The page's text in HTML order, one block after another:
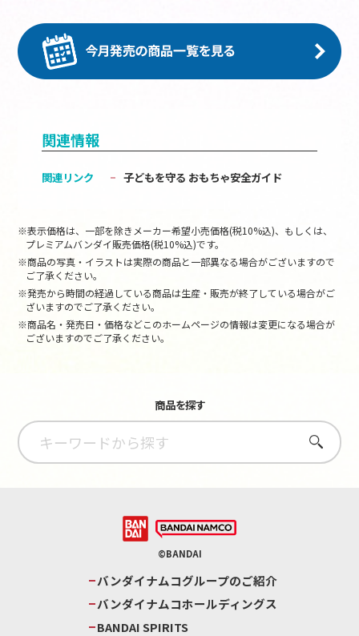
関連情報
関連リンク 子どもを守る おもちゃ安全ガイド
※表示価格は、一部を除きメーカー希望小売価格(税10%込)、もしくは、
プレミアムバンダイ販売価格(税10%込)です。
※商品の写真・イラストは実際の商品と一部異なる場合がございますので
ご了承ください。
※発売から時間の経過している商品は生産・販売が終了している場合がご
ざいますのでご了承ください。
※商品名・発売日・価格などこのホームページの情報は変更になる場合が
ございますのでご了承ください。
商品を探す
さがす
©BANDAI
バンダイナムコグループのご紹介
バンダイナムコホールディングス
BANDAI SPIRITS